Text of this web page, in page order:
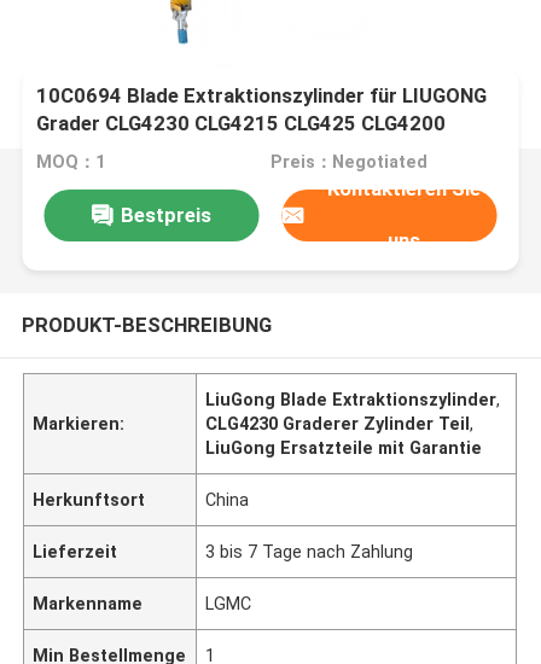
10C0694 Blade Extraktionszylinder für LIUGONG
Grader CLG4230 CLG4215 CLG425 CLG4200
CLG4180 CLG4140
MOQ：1 Preis：Negotiated
Bestpreis
Kontaktieren Sie
uns
PRODUKT-BESCHREIBUNG
Markieren:
LiuGong Blade Extraktionszylinder,
CLG4230 Graderer Zylinder Teil,
LiuGong Ersatzteile mit Garantie
Herkunftsort China
Lieferzeit 3 bis 7 Tage nach Zahlung
Markenname LGMC
Min Bestellmenge 1